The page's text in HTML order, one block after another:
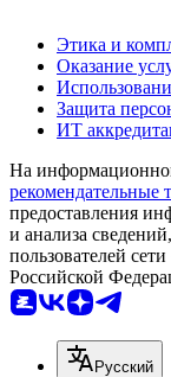
Этика и
Оказание
Защита
ИТ
На
рекомендательные
предоставления
и анализа
пользователей
Российской
Русский